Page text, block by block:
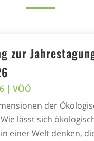
zur
| VÖÖ
der
lässt sich
einer Welt denken,